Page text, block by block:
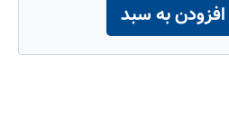
افزودن به سبد